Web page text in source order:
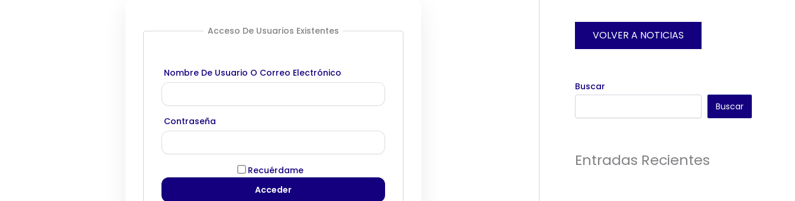
Acceso De Usuarios Existentes
Nombre De Usuario O Correo Electrónico
Contraseña
Recuérdame
VOLVER A NOTICIAS
Buscar
Buscar
Entradas Recientes